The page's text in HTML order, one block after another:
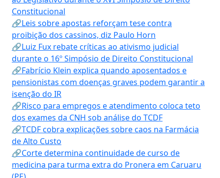
Constitucional
🔗Leis sobre apostas reforçam tese contra
proibição dos cassinos, diz Paulo Horn
🔗Luiz Fux rebate críticas ao ativismo judicial
durante o 16º Simpósio de Direito Constitucional
🔗Fabrício Klein explica quando aposentados e
pensionistas com doenças graves podem garantir a
isenção do IR
🔗Risco para empregos e atendimento coloca teto
dos exames da CNH sob análise do TCDF
🔗TCDF cobra explicações sobre caos na Farmácia
de Alto Custo
🔗Corte determina continuidade de curso de
medicina para turma extra do Pronera em Caruaru